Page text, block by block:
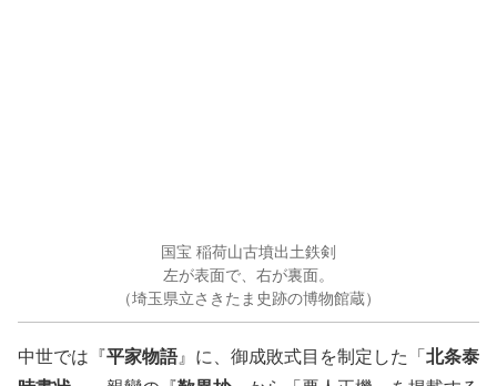
国宝 稲荷山古墳出土鉄剣
左が表面で、右が裏面。
（埼玉県立さきたま史跡の博物館蔵）
中世では『平家物語』に、御成敗式目を制定した「北条泰